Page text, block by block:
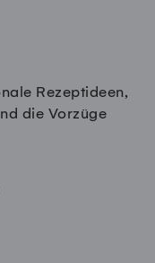
Rezeptideen,
die Vorzüge